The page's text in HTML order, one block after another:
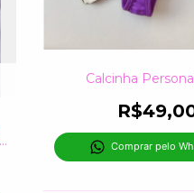
Calcinha
Comprar pelo